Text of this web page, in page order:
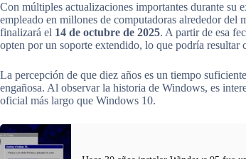
Con múltiples actualizaciones importantes durante su
empleado en millones de computadoras alrededor
finalizará el 14 de octubre de 2025. A partir de esa
opten por un soporte extendido, lo que podría resultar
La percepción de que diez años es un tiempo
engañosa. Al observar la historia de Windows, es
oficial más largo que Windows 10.